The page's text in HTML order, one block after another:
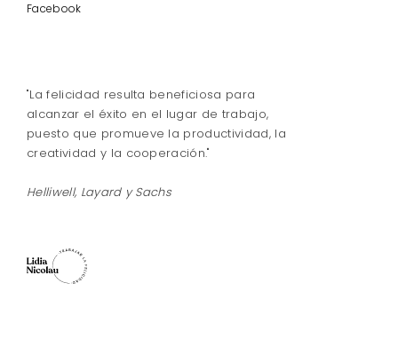
Facebook
"La felicidad resulta beneficiosa para
alcanzar el éxito en el lugar de trabajo,
puesto que promueve la productividad, la
creatividad y la cooperación."
Helliwell, Layard y Sachs